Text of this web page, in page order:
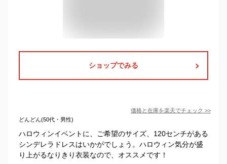
ショップでみる
価格と在庫を楽天でチェック >>
どんどん(50代・男性)
ハロウィンイベントに、ご希望のサイズ、120センチがある
シンデレラドレスはいかがでしょう。ハロウィン気分が盛
り上がるなりきり衣装なので、オススメです！